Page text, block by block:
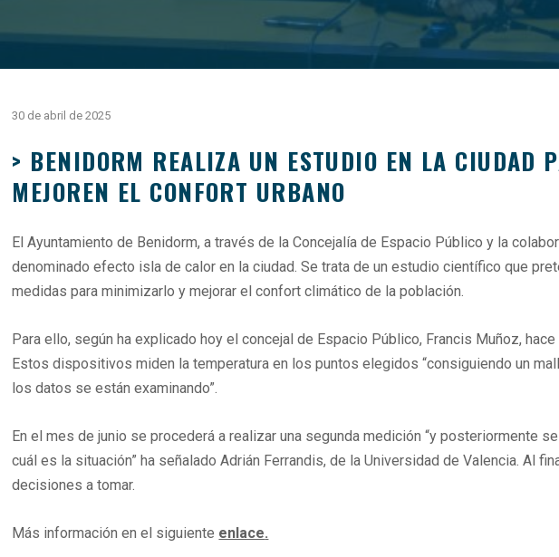
30 de abril de 2025
> BENIDORM REALIZA UN ESTUDIO EN LA CIUDAD
MEJOREN EL CONFORT URBANO
El Ayuntamiento de Benidorm, a través de la Concejalía de Espacio Público y la
denominado efecto isla de calor en la ciudad. Se trata de un estudio científico que
medidas para minimizarlo y mejorar el confort climático de la población.
Para ello, según ha explicado hoy el concejal de Espacio Público, Francis Muñoz,
Estos dispositivos miden la temperatura en los puntos elegidos “consiguiendo un
los datos se están examinando”.
En el mes de junio se procederá a realizar una segunda medición “y posteriormente
cuál es la situación” ha señalado Adrián Ferrandis, de la Universidad de Valencia. Al
decisiones a tomar.
Más información en el siguiente enlace.